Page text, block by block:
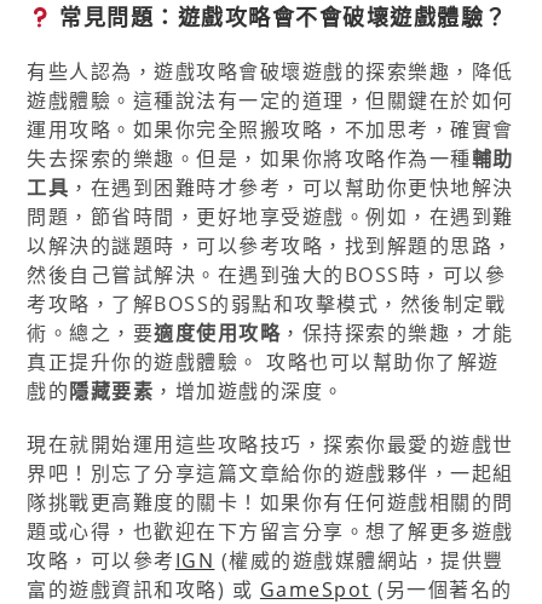
常見問題：遊戲攻略會不會破壞遊戲體驗？
有些人認為，遊戲攻略會破壞遊戲的探索樂趣，降低
遊戲體驗。這種說法有一定的道理，但關鍵在於如何
運用攻略。如果你完全照搬攻略，不加思考，確實會
失去探索的樂趣。但是，如果你將攻略作為一種輔助
工具 ，在遇到困難時才參考，可以幫助你更快地解決
問題，節省時間，更好地享受遊戲。例如，在遇到難
以解決的謎題時，可以參考攻略，找到解題的思路，
然後自己嘗試解決。在遇到強大的BOSS時，可以參
考攻略，了解BOSS的弱點和攻擊模式，然後制定戰
術。總之，要適度使用攻略 ，保持探索的樂趣，才能
真正提升你的遊戲體驗。 攻略也可以幫助你了解遊
戲的隱藏要素 ，增加遊戲的深度。
現在就開始運用這些攻略技巧，探索你最愛的遊戲世
界吧！別忘了分享這篇文章給你的遊戲夥伴，一起組
隊挑戰更高難度的關卡！如果你有任何遊戲相關的問
題或心得，也歡迎在下方留言分享。想了解更多遊戲
攻略，可以參考IGN (權威的遊戲媒體網站，提供豐
富的遊戲資訊和攻略) 或 GameSpot (另一個著名的